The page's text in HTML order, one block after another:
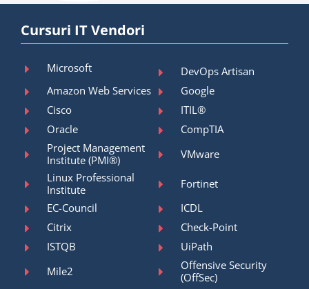
Cursuri IT Vendori
Microsoft
DevOps Artisan
Amazon Web Services
Google
Cisco
ITIL®
Oracle
CompTIA
Project Management
Institute (PMI®)
VMware
Linux Professional
Institute
Fortinet
EC-Council
ICDL
Citrix
Check-Point
ISTQB
UiPath
Mile2
Offensive Security
(OffSec)